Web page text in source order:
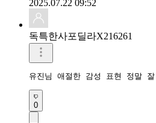
2025.07.22 09:52
독특한사포딜라X216261
유진님 애절한 감성 표현 정말
0